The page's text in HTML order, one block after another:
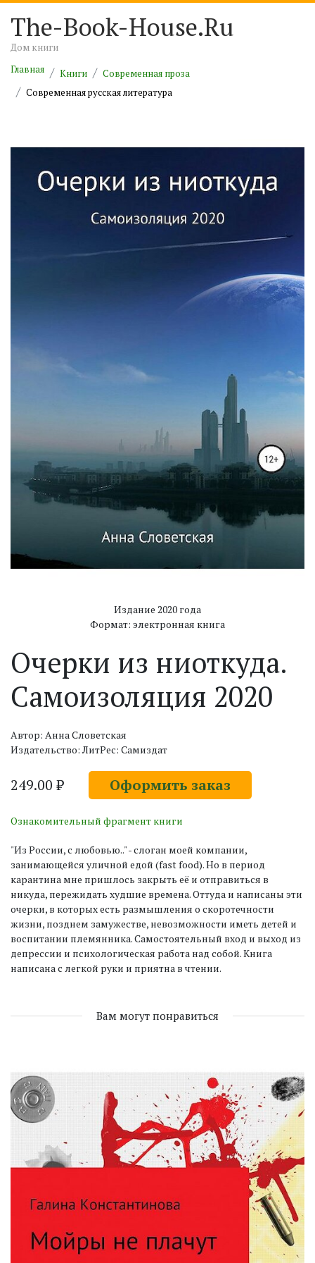
The-Book-House.Ru
Дом книги
Главная
Книги
Современная проза
Современная русская литература
Издание 2020 года
Формат: электронная книга
Очерки из ниоткуда.
Самоизоляция 2020
Автор: Анна Словетская
Издательство: ЛитРес: Самиздат
249.00 ₽ Оформить заказ
Ознакомительный фрагмент книги
"Из России, с любовью.." - слоган моей компании,
занимающейся уличной едой (fast food). Но в период
карантина мне пришлось закрыть её и отправиться в
никуда, пережидать худшие времена. Оттуда и написаны эти
очерки, в которых есть размышления о скоротечности
жизни, позднем замужестве, невозможности иметь детей и
воспитании племянника. Самостоятельный вход и выход из
депрессии и психологическая работа над собой. Книга
написана с легкой руки и приятна в чтении.
Вам могут понравиться